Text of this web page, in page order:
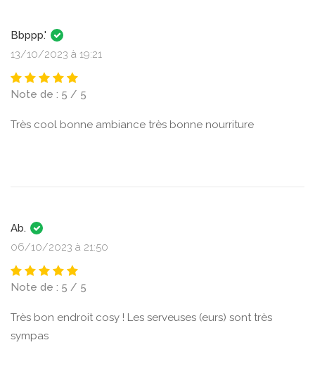
Bbppp.'
13/10/2023 à 19:21
Note de : 5 / 5
Très cool bonne ambiance très bonne nourriture
Ab.
06/10/2023 à 21:50
Note de : 5 / 5
Très bon endroit cosy ! Les serveuses (eurs) sont très
sympas